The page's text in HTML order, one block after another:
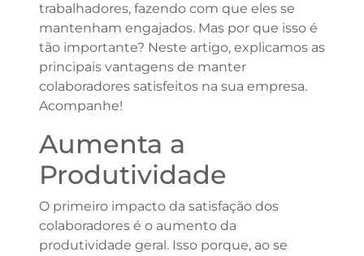
trabalhadores, fazendo com que eles se
mantenham engajados. Mas por que isso é
tão importante? Neste artigo, explicamos as
principais vantagens de manter
colaboradores satisfeitos na sua empresa.
Acompanhe!
Aumenta a
Produtividade
O primeiro impacto da satisfação dos
colaboradores é o aumento da
produtividade geral. Isso porque, ao se